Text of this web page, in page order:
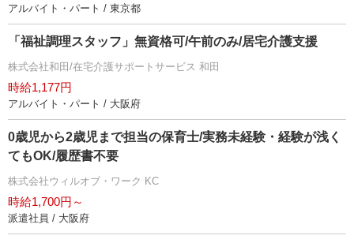
アルバイト・パート / 東京都
「福祉調理スタッフ」無資格可/午前のみ/居宅介護支援
株式会社和田/在宅介護サポートサービス 和田
時給1,177円
アルバイト・パート / 大阪府
0歳児から2歳児まで担当の保育士/実務未経験・経験が浅く
てもOK/履歴書不要
株式会社ウィルオブ・ワーク KC
時給1,700円～
派遣社員 / 大阪府